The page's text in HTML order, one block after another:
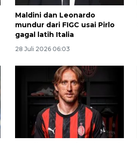
Maldini dan Leonardo
mundur dari FIGC usai Pirlo
gagal latih Italia
28 Juli 2026 06:03